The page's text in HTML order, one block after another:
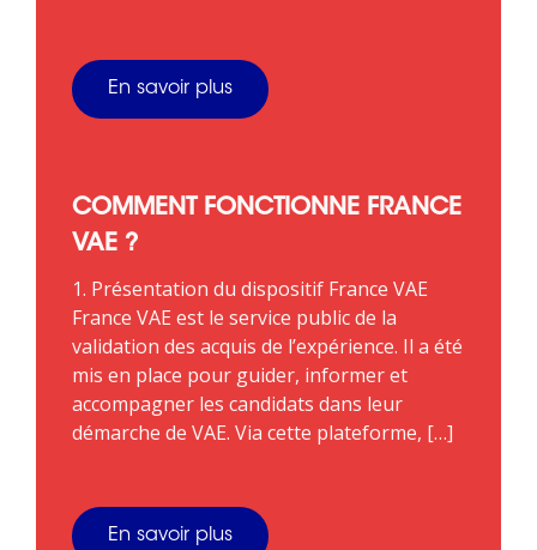
En savoir plus
COMMENT FONCTIONNE FRANCE
VAE ?
1. Présentation du dispositif France VAE
France VAE est le service public de la
validation des acquis de l’expérience. Il a été
mis en place pour guider, informer et
accompagner les candidats dans leur
démarche de VAE. Via cette plateforme, […]
En savoir plus